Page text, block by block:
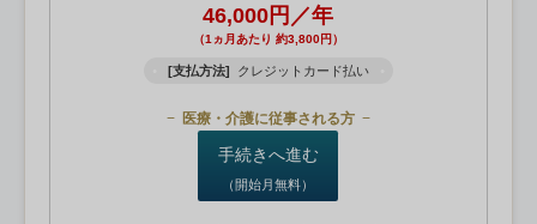
46,000円／年
（1ヵ月あたり 約3,800円）
[支払方法] クレジットカード払い
医療・介護に従事される方
手続きへ進む
（開始月無料）